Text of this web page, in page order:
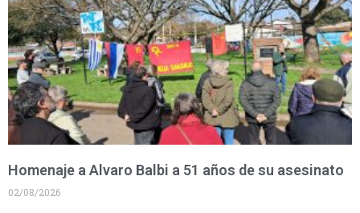
Homenaje a Alvaro Balbi a 51 años de su asesinato
02/08/2026